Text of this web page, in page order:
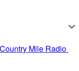
Mile Radio